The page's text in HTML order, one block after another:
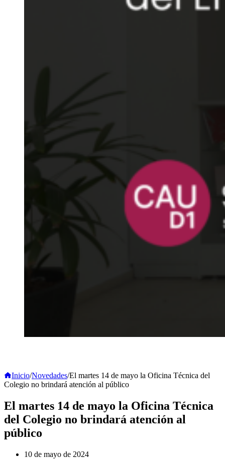
Inicio/Novedades/El martes 14 de mayo la Oficina Técnica del
Colegio no brindará atención al público
El martes 14 de mayo la Oficina Técnica
del Colegio no brindará atención al
público
10 de mayo de 2024